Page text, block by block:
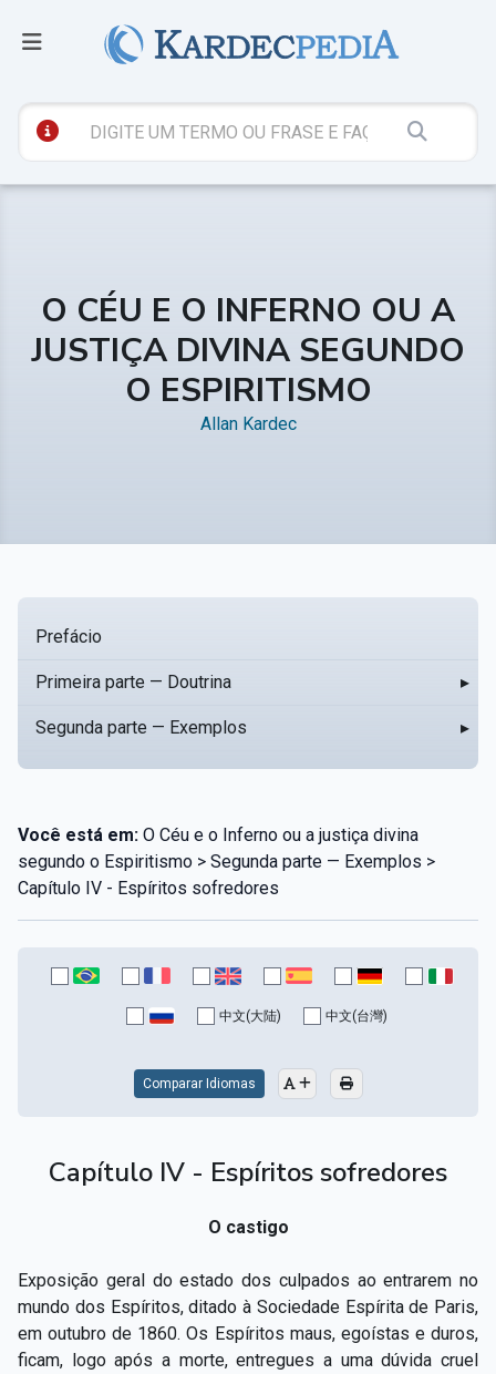
O CÉU E O INFERNO OU A
JUSTIÇA DIVINA SEGUNDO
O ESPIRITISMO
Allan Kardec
Prefácio
Primeira parte — Doutrina ▸
Segunda parte — Exemplos ▸
Você está em: O Céu e o Inferno ou a justiça divina
segundo o Espiritismo > Segunda parte — Exemplos >
Capítulo IV - Espíritos sofredores
中文(大陆) 中文(台灣)
Comparar Idiomas
Capítulo IV - Espíritos sofredores
O castigo
Exposição geral do estado dos culpados ao entrarem no
mundo dos Espíritos, ditado à Sociedade Espírita de Paris,
em outubro de 1860. Os Espíritos maus, egoístas e duros,
ficam, logo após a morte, entregues a uma dúvida cruel